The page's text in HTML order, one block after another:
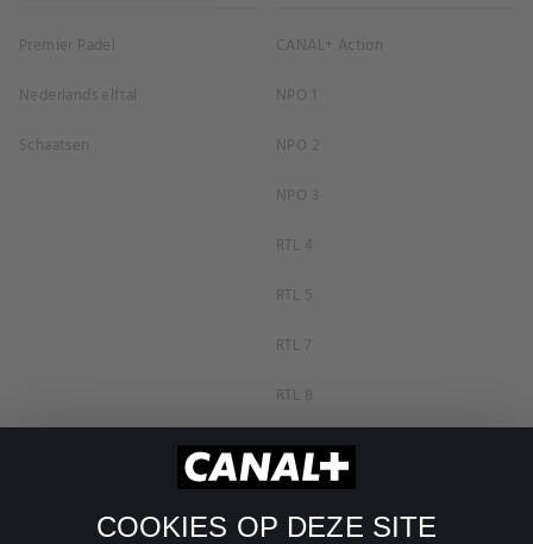
COOKIES OP DEZE SITE
Premier Padel
Nederlands elftal
Schaatsen
CANAL+ Action
NPO 1
NPO 2
NPO 3
RTL 4
RTL 5
RTL 7
RTL 8
RTL Z
SBS6